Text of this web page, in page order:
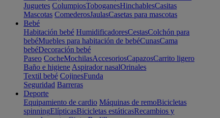
Juguetes ColumpiosToboganesHinchablesCasitas
Mascotas ComederosJaulasCasetas para mascotas
Bebé
Habitación bebé HumidificadoresCestasColchón para
bebéMuebles para habitación de bebéCunasCama
bebéDecoración bebé
Paseo CocheMochilasAccesoriosCapazosCarrito ligero
Baño e higiene Aspirador nasalOrinales
Textil bebé CojinesFunda
Seguridad Barreras
Deporte
Equipamiento de cardio Máquinas de remoBicicletas
spinningElípticasBicicletas estáticasRecambios y